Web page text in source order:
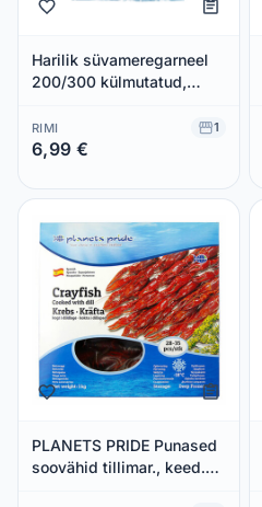
Harilik süvameregarneel
200/300 külmutatud,
180g
RIMI 1
6,99 €
PLANETS PRIDE Punased
soovähid tillimar., keed.